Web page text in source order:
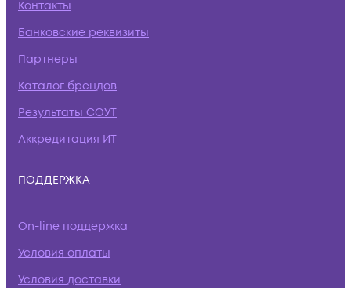
Контакты
Банковские реквизиты
Партнеры
Каталог брендов
Результаты СОУТ
Аккредитация ИТ
ПОДДЕРЖКА
On-line поддержка
Условия оплаты
Условия доставки